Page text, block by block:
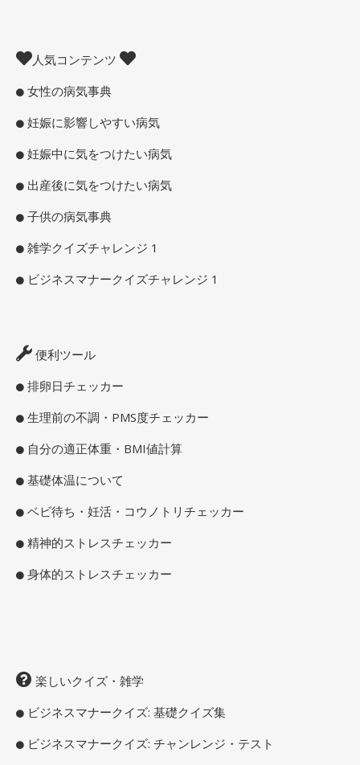
人気コンテンツ
女性の病気事典
妊娠に影響しやすい病気
妊娠中に気をつけたい病気
出産後に気をつけたい病気
子供の病気事典
雑学クイズチャレンジ 1
ビジネスマナークイズチャレンジ 1
便利ツール
排卵日チェッカー
生理前の不調・PMS度チェッカー
自分の適正体重・BMI値計算
基礎体温について
ベビ待ち・妊活・コウノトリチェッカー
精神的ストレスチェッカー
身体的ストレスチェッカー
楽しいクイズ・雑学
ビジネスマナークイズ: 基礎クイズ集
ビジネスマナークイズ: チャンレンジ・テスト